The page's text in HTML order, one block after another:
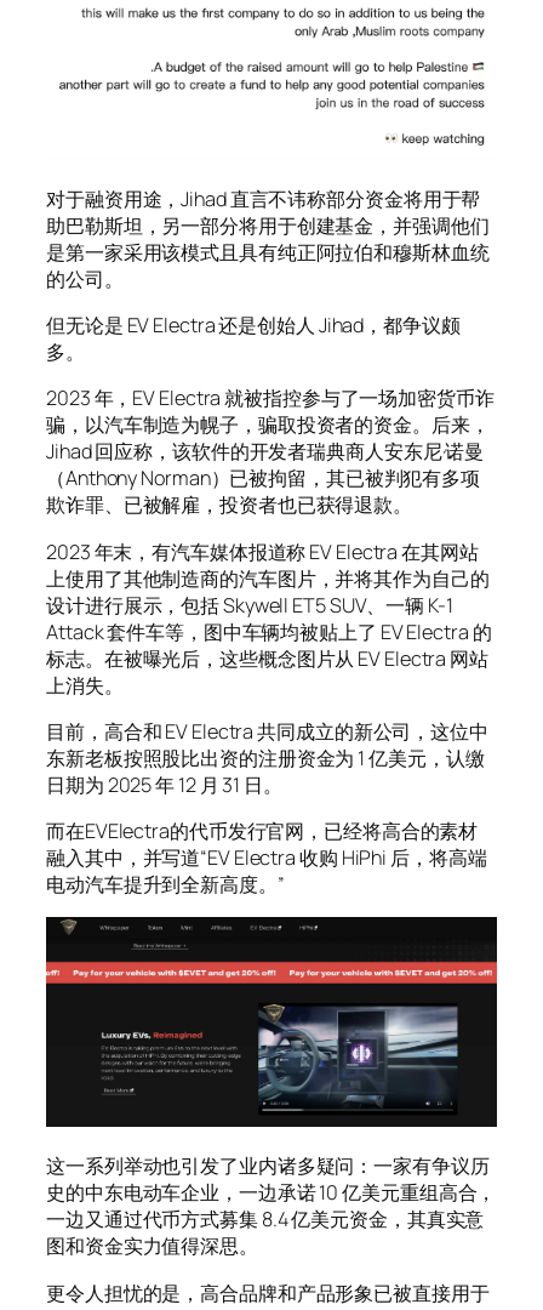
对于融资用途，Jihad 直言不讳称部分资金将用于帮
助巴勒斯坦，另一部分将用于创建基金，并强调他们
是第一家采用该模式且具有纯正阿拉伯和穆斯林血统
的公司。
但无论是 EV Electra 还是创始人 Jihad，都争议颇
多。
2023 年，EV Electra 就被指控参与了一场加密货币诈
骗，以汽车制造为幌子，骗取投资者的资金。后来，
Jihad 回应称，该软件的开发者瑞典商人安东尼·诺曼
（Anthony Norman）已被拘留，其已被判犯有多项
欺诈罪、已被解雇，投资者也已获得退款。
2023 年末，有汽车媒体报道称 EV Electra 在其网站
上使用了其他制造商的汽车图片，并将其作为自己的
设计进行展示，包括 Skywell ET5 SUV、一辆 K-1
Attack 套件车等，图中车辆均被贴上了 EV Electra 的
标志。在被曝光后，这些概念图片从 EV Electra 网站
上消失。
目前，高合和 EV Electra 共同成立的新公司，这位中
东新老板按照股比出资的注册资金为 1 亿美元，认缴
日期为 2025 年 12 月 31 日。
而在EVElectra的代币发行官网，已经将高合的素材
融入其中，并写道“EV Electra 收购 HiPhi 后，将高端
电动汽车提升到全新高度。”
这一系列举动也引发了业内诸多疑问：一家有争议历
史的中东电动车企业，一边承诺 10 亿美元重组高合，
一边又通过代币方式募集 8.4 亿美元资金，其真实意
图和资金实力值得深思。
更令人担忧的是，高合品牌和产品形象已被直接用于